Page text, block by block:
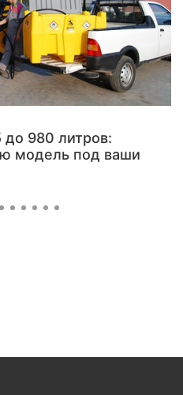
980 литров:
модель под ваши